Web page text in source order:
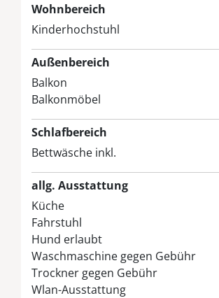
Wohnbereich
Kinderhochstuhl
Außenbereich
Balkon
Balkonmöbel
Schlafbereich
Bettwäsche inkl.
allg. Ausstattung
Küche
Fahrstuhl
Hund erlaubt
Waschmaschine gegen Gebühr
Trockner gegen Gebühr
Wlan-Ausstattung